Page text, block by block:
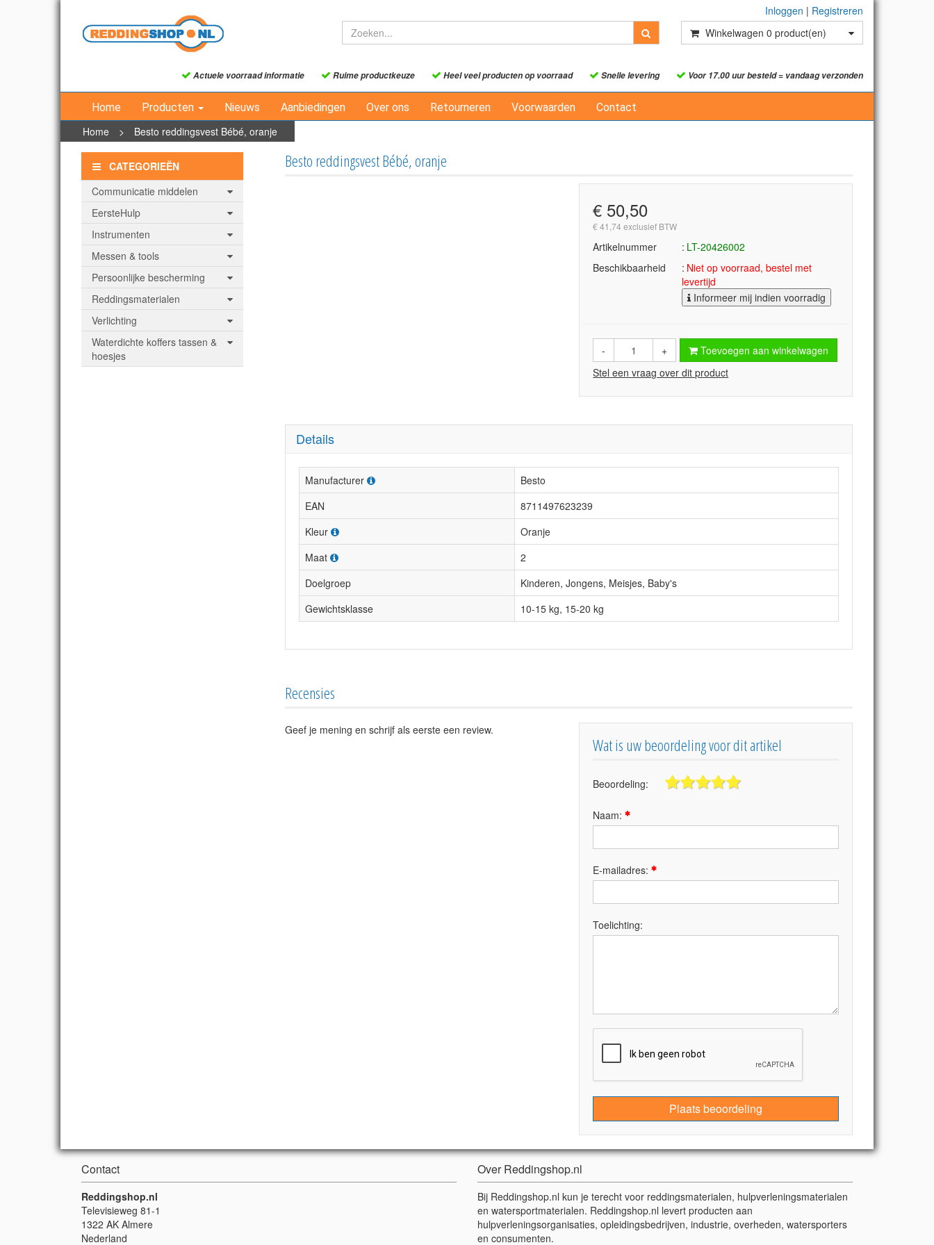
Inloggen | Registreren
Winkelwagen 0 product(en)
Actuele voorraad informatie Ruime productkeuze Heel veel producten op voorraad Snelle levering Voor 17.00 uur besteld = vandaag verzonden
Home Producten Nieuws Aanbiedingen Over ons Retourneren Voorwaarden Contact
Home > Besto reddingsvest Bébé, oranje
CATEGORIEËN
Communicatie middelen
EersteHulp
Instrumenten
Messen & tools
Persoonlijke bescherming
Reddingsmaterialen
Verlichting
Waterdichte koffers tassen &
hoesjes
Besto reddingsvest Bébé, oranje
€ 50,50
€ 41,74 exclusief BTW
Artikelnummer
LT-20426002
Beschikbaarheid
Niet op voorraad, bestel met
levertijd
Informeer mij indien voorradig
- +
Toevoegen aan winkelwagen
Stel een vraag over dit product
Details
Manufacturer
Besto
EAN
8711497623239
Kleur
Oranje
Maat
2
Doelgroep
Kinderen, Jongens, Meisjes, Baby's
Gewichtsklasse
10-15 kg, 15-20 kg
Recensies
Geef je mening en schrijf als eerste een review.
Wat is uw beoordeling voor dit artikel
Beoordeling:
Naam:
E-mailadres:
Toelichting:
Plaats beoordeling
Contact
Reddingshop.nl
Televisieweg 81-1
1322 AK Almere
Nederland
Over Reddingshop.nl
Bij Reddingshop.nl kun je terecht voor reddingsmaterialen, hulpverleningsmaterialen
en watersportmaterialen. Reddingshop.nl levert producten aan
hulpverleningsorganisaties, opleidingsbedrijven, industrie, overheden, watersporters
en consumenten.